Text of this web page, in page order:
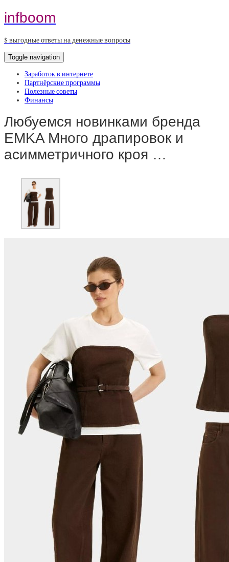
infboom
$ выгодные ответы на денежные вопросы
Toggle navigation
Заработок в интернете
Партнёрские программы
Полезные советы
Финансы
Любуемся новинками бренда
EMKA Много драпировок и
асимметричного кроя …